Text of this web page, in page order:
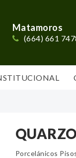
Matamoros
(664) 661
QUARZO
Porcelánicos